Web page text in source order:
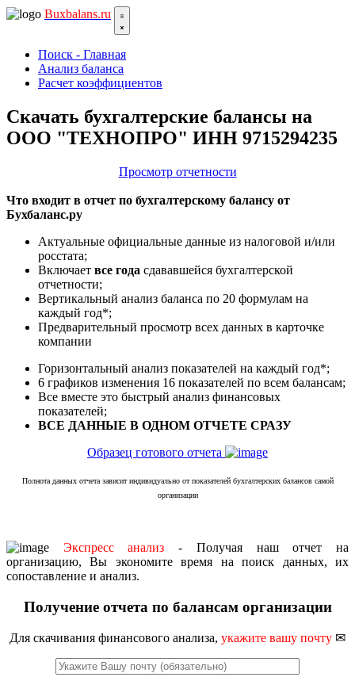
Buxbalans.ru
Поиск - Главная
Анализ баланса
Расчет коэффициентов
Скачать бухгалтерские балансы на
ООО "ТЕХНОПРО" ИНН 9715294235
Просмотр отчетности
Что входит в отчет по бухгалтерскому балансу от
Бухбаланс.ру
Актуальные официальные данные из налоговой и/или
росстата;
Включает все года сдававшейся бухгалтерской
отчетности;
Вертикальный анализ баланса по 20 формулам на
каждый год*;
Предварительный просмотр всех данных в карточке
компании
Горизонтальный анализ показателей на каждый год*;
6 графиков изменения 16 показателей по всем балансам;
Все вместе это быстрый анализ финансовых
показателей;
ВСЕ ДАННЫЕ В ОДНОМ ОТЧЕТЕ СРАЗУ
Образец готового отчета
Полнота данных отчета зависит индивидуально от показателей бухгалтерских балансов самой
организации
Экспресс анализ - Получая наш отчет на
организацию, Вы экономите время на поиск данных, их
сопоставление и анализ.
Получение отчета по балансам организации
Для скачивания финансового анализа, укажите вашу почту ✉